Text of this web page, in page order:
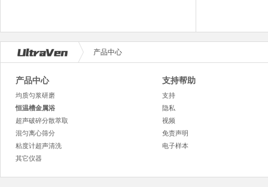
产品中心
产品中心
均质匀浆研磨
恒温槽金属浴
超声破碎分散萃取
混匀离心筛分
粘度计超声清洗
其它仪器
支持帮助
支持
隐私
视频
免责声明
电子样本